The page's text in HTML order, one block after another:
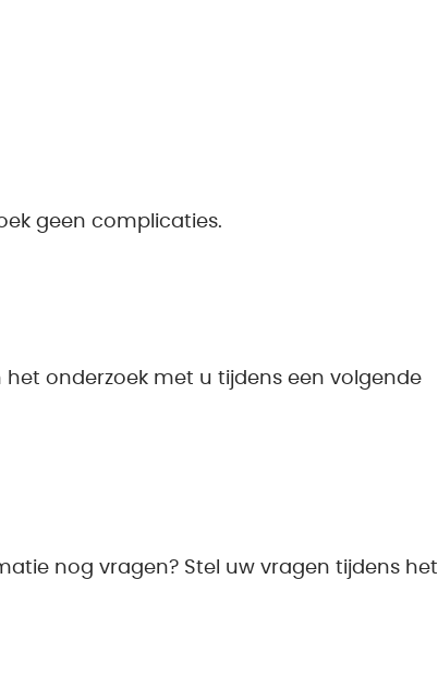
geen complicaties.
onderzoek met u tijdens een volgende
nog vragen? Stel uw vragen tijdens het